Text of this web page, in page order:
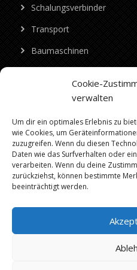
Cookie-
verwalten
Um dir ein optimales Erlebnis zu
wie Cookies, um
zuzugreifen. Wenn du diesen
Daten wie das Surfverhalten oder
verarbeiten. Wenn du deine
zurückziehst, können bestimmte
beeinträchtigt werden.
Schalungsverbinder
Transport
Baumaschinen
Kontakt
Telefon: +49 030 23973997
E-Mail: info@trend-
mietservice@web.de